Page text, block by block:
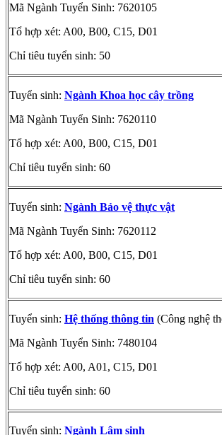
Mã Ngành Tuyển Sinh: 7620105
Tổ hợp xét: A00, B00, C15, D01
Chỉ tiêu tuyển sinh: 50
Tuyển sinh: Ngành Khoa học cây trồng
Mã Ngành Tuyển Sinh: 7620110
Tổ hợp xét: A00, B00, C15, D01
Chỉ tiêu tuyển sinh: 60
Tuyển sinh: Ngành Bảo vệ thực vật
Mã Ngành Tuyển Sinh: 7620112
Tổ hợp xét: A00, B00, C15, D01
Chỉ tiêu tuyển sinh: 60
Tuyển sinh: Hệ thống thông tin (Công nghệ
Mã Ngành Tuyển Sinh: 7480104
Tổ hợp xét: A00, A01, C15, D01
Chỉ tiêu tuyển sinh: 60
Tuyển sinh: Ngành Lâm sinh